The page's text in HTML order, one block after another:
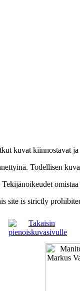
kuvat kiinnostavat
Todellisen
site is strictly